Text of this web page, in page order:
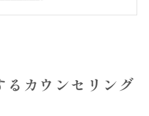
供する専門的なサポート
て浮気問題を乗り越える
るカウンセリング